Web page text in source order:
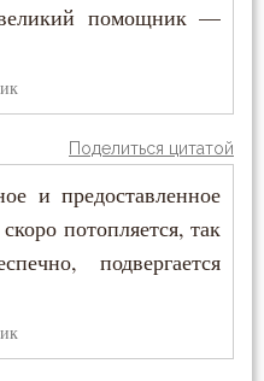
помощник —
Поделиться цитатой
и предоставленное
потопляется, так
подвергается